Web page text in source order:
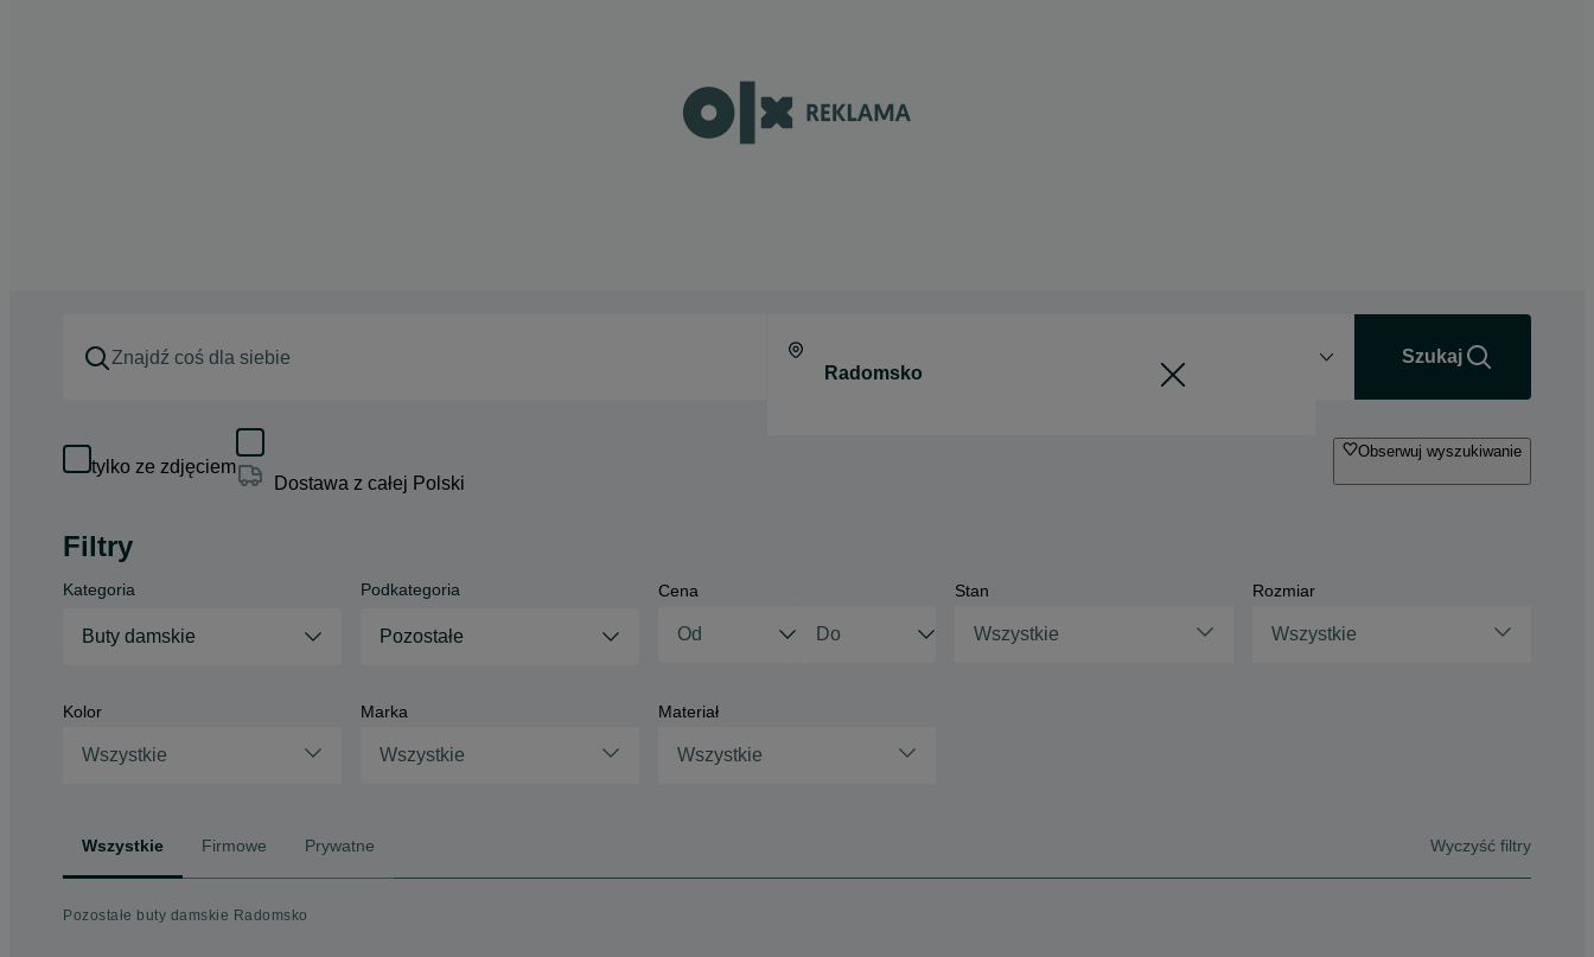
Szukaj
tylko ze zdjęciem
Dostawa z całej Polski
Obserwuj wyszukiwanie
Filtry
Kategoria
Buty damskie
Podkategoria
Pozostałe
Cena Stan
Wszystkie
Rozmiar
Wszystkie
Kolor
Wszystkie
Marka
Wszystkie
Materiał
Wszystkie
Wszystkie Firmowe Prywatne Wyczyść filtry
Pozostałe buty damskie Radomsko